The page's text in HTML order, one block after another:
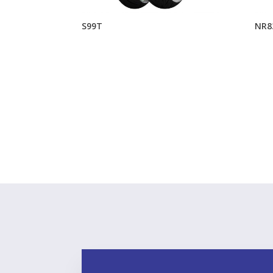
S99T